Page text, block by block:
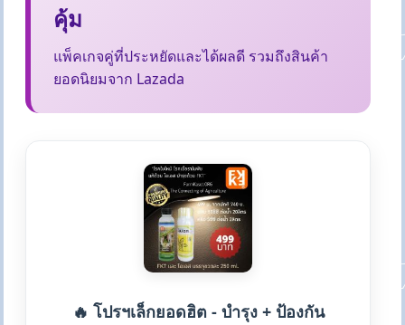
คุ้ม
แพ็คเกจคู่ที่ประหยัดและได้ผลดี รวมถึงสินค้า
ยอดนิยมจาก Lazada
🔥 โปรฯเล็กยอดฮิต - บำรุง + ป้องกัน